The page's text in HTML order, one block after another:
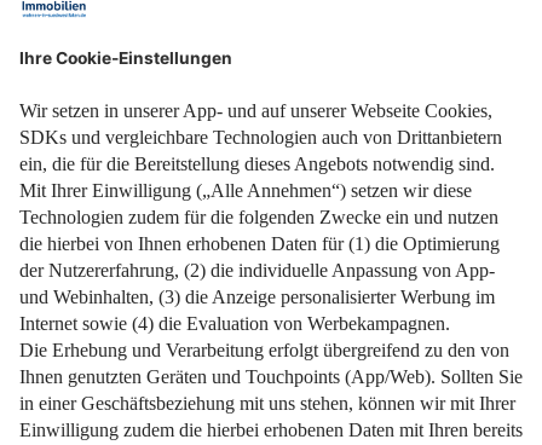
Energie sparen und Schimmelbildung vermeiden!
Weiterlesen